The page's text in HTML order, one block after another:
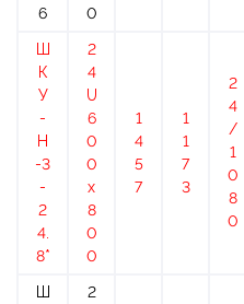
6
0
Ш
К
У
-
Н
-3
-
2
4.
8*
2
4
U
6
0
0
x
8
0
0
1
4
5
7
1
1
7
3
2
4
/
1
0
8
0
Ш
2